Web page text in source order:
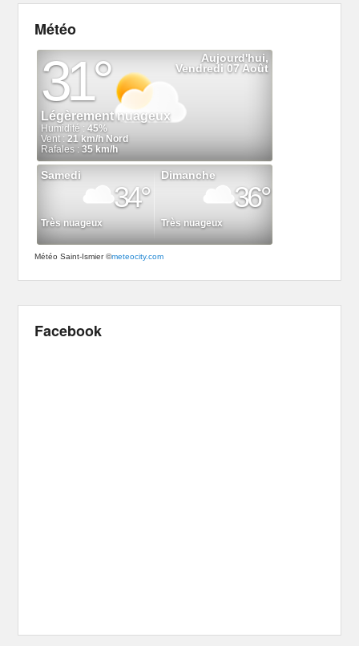
Météo
Météo Saint-Ismier©meteocity.com
Facebook